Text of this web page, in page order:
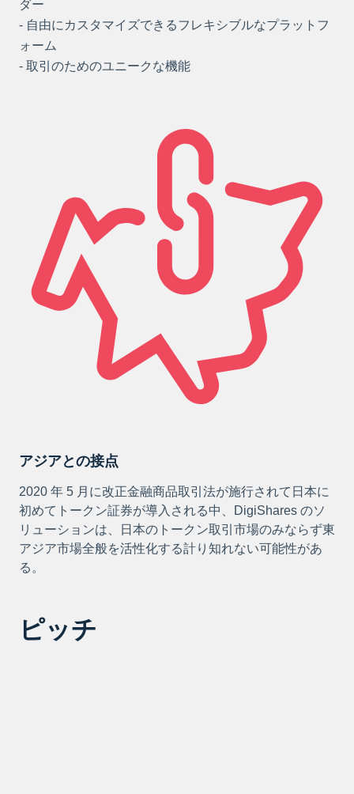
ダー
- 自由にカスタマイズできるフレキシブルなプラットフ
ォーム
- 取引のためのユニークな機能
アジアとの接点
2020 年 5 月に改正金融商品取引法が施行されて日本に
初めてトークン証券が導入される中、DigiShares のソ
リューションは、日本のトークン取引市場のみならず東
アジア市場全般を活性化する計り知れない可能性があ
る。
ピッチ